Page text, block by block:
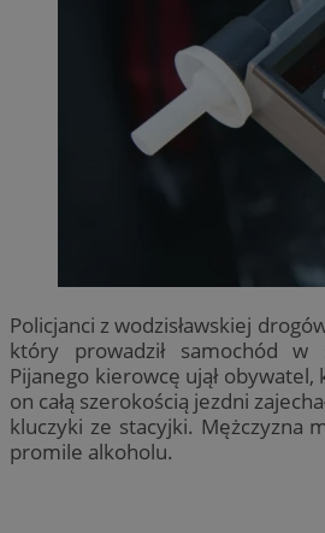
Policjanci z wodzisławskiej
który prowadził samochód w
Pijanego kierowcę ujął
on całą szerokością jezdni
kluczyki ze stacyjki. Mężczyzna
promile alkoholu.